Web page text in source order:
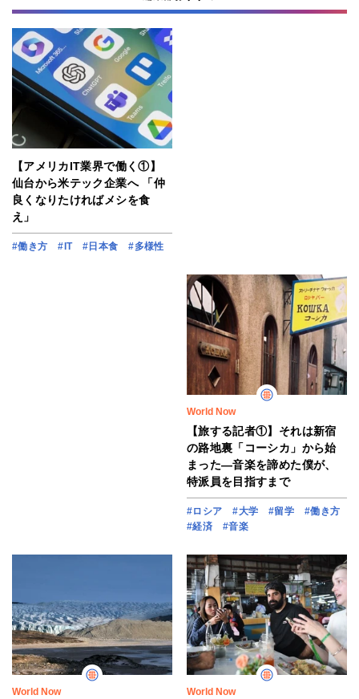
【アメリカIT業界で働く①】
仙台から米テック企業へ 「仲
良くなりたければメシを食
え」
#働き方 #IT #日本食 #多様性
World Now
【旅する記者①】それは新宿
の路地裏「コーシカ」から始
まった―音楽を諦めた僕が、
特派員を目指すまで
#ロシア #大学 #留学
#働き方
#経済
#音楽
World Now World Now